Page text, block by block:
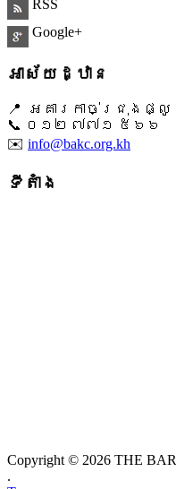
RSS
Google+
អាស័យដ្ឋាន
📍 អគារកាច់ជ្រុងផ្
📞 ​០១២ ៧៧១ ៥៦៦
✉️ info@bakc.org.kh
ទីតាំង
Copyright © 2026 THE
.